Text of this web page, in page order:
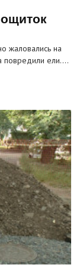
жаловались на
повредили ели.…